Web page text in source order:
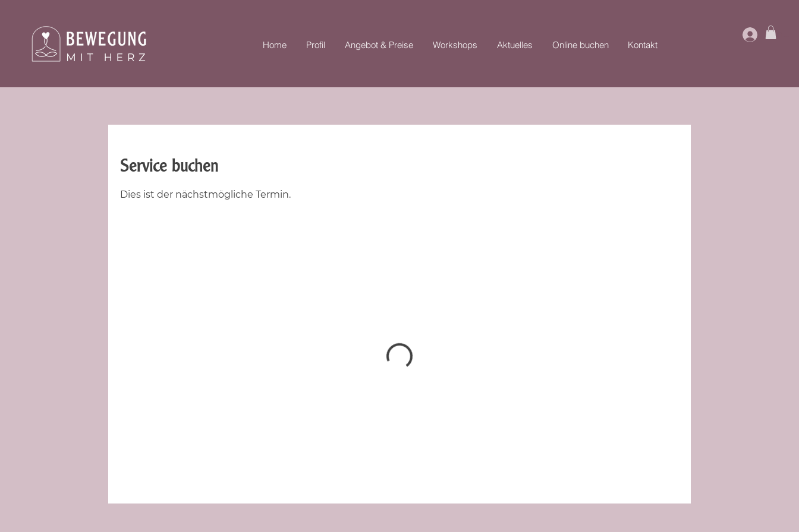
Home Profil Angebot & Preise Workshops Aktuelles Online buchen Kontakt
Service buchen
Dies ist der nächstmögliche Termin.